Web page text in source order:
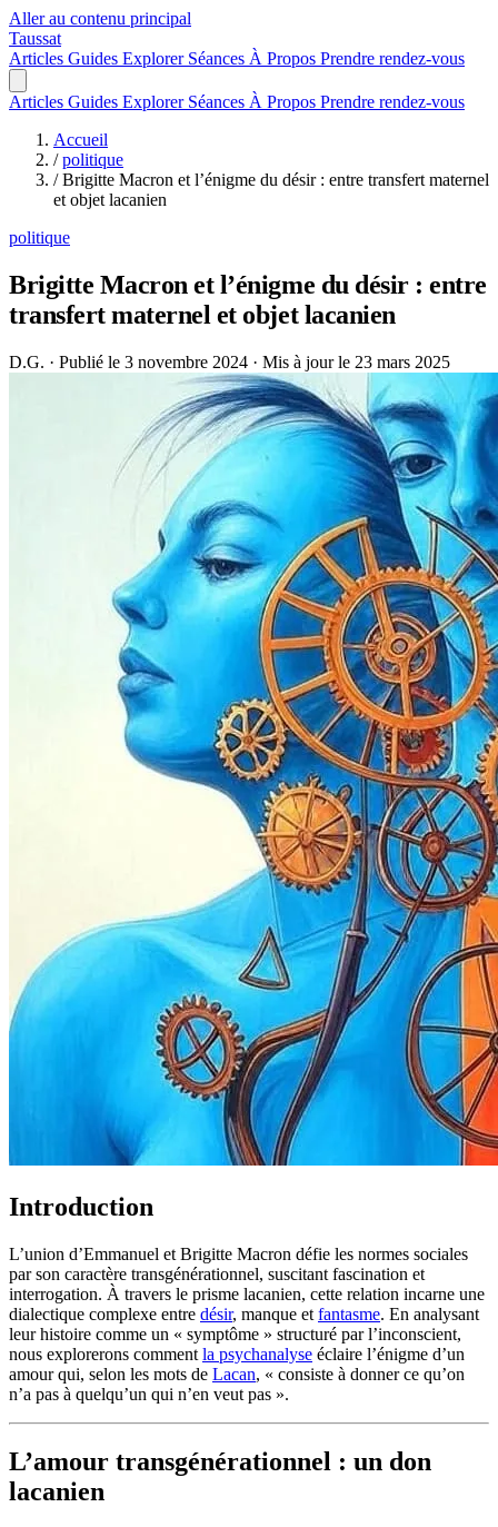
Aller au contenu principal
Taussat
Articles Guides Explorer Séances À Propos Prendre rendez-vous
Articles Guides Explorer Séances À Propos Prendre rendez-vous
Accueil
/ politique
/ Brigitte Macron et l’énigme du désir : entre transfert maternel
et objet lacanien
politique
Brigitte Macron et l’énigme du désir : entre
transfert maternel et objet lacanien
D.G. · Publié le 3 novembre 2024 · Mis à jour le 23 mars 2025
Introduction
L’union d’Emmanuel et Brigitte Macron défie les normes sociales
par son caractère transgénérationnel, suscitant fascination et
interrogation. À travers le prisme lacanien, cette relation incarne une
dialectique complexe entre désir, manque et fantasme. En analysant
leur histoire comme un « symptôme » structuré par l’inconscient,
nous explorerons comment la psychanalyse éclaire l’énigme d’un
amour qui, selon les mots de Lacan, « consiste à donner ce qu’on
n’a pas à quelqu’un qui n’en veut pas ».
L’amour transgénérationnel : un don
lacanien